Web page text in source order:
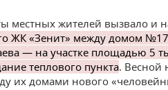
местных жителей вызвало и
ЖК «Зенит» между домом
— на участке площадью 5
теплового пункта. Весной
их домами нового